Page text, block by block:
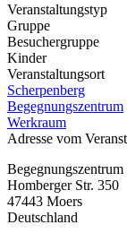
Veranstaltungstyp
Gruppe
Besuchergruppe
Kinder
Veranstaltungsort
Scherpenberg
Begegnungszentrum
Werkraum
Adresse vom
Begegnungszentrum
Homberger Str. 350
47443 Moers
Deutschland